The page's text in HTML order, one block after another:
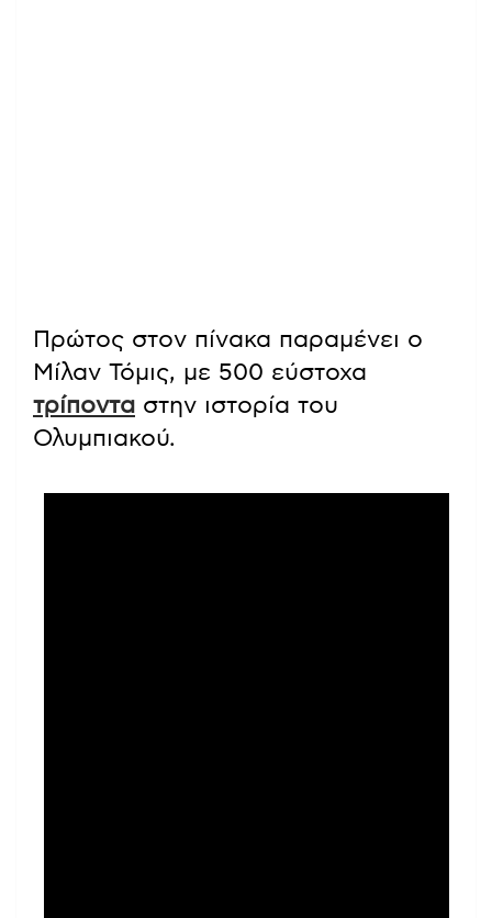
Πρώτος στον πίνακα παραμένει ο
Μίλαν Τόμις, με 500 εύστοχα
τρίποντα στην ιστορία του
Ολυμπιακού.